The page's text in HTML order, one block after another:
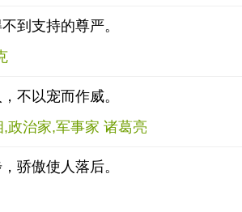
到支持的尊严。
不以宠而作威。
政治家,军事家 诸葛亮
骄傲使人落后。